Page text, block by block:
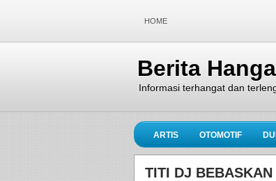
HOME
Berita
Informasi terhangat dan
ARTIS OTOMOTIF
TITI DJ